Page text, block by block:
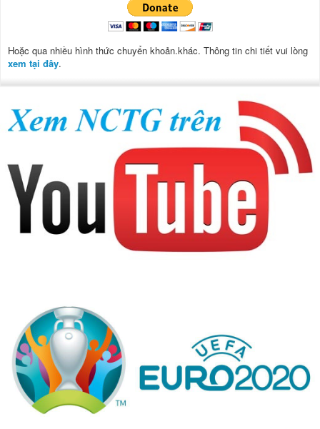
Hoặc qua nhiều hình thức chuyển khoản.khác. Thông tin chi tiết vui lòng
xem tại đây.